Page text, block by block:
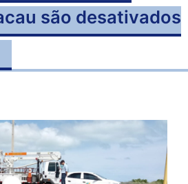
são desativados